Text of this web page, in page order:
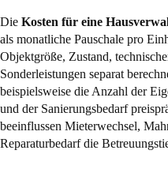
Die Kosten für eine
als monatliche Pauschale pro
Objektgröße, Zustand,
Sonderleistungen separat
beispielsweise die Anzahl der
und der Sanierungsbedarf
beeinflussen Mieterwechsel,
Reparaturbedarf die